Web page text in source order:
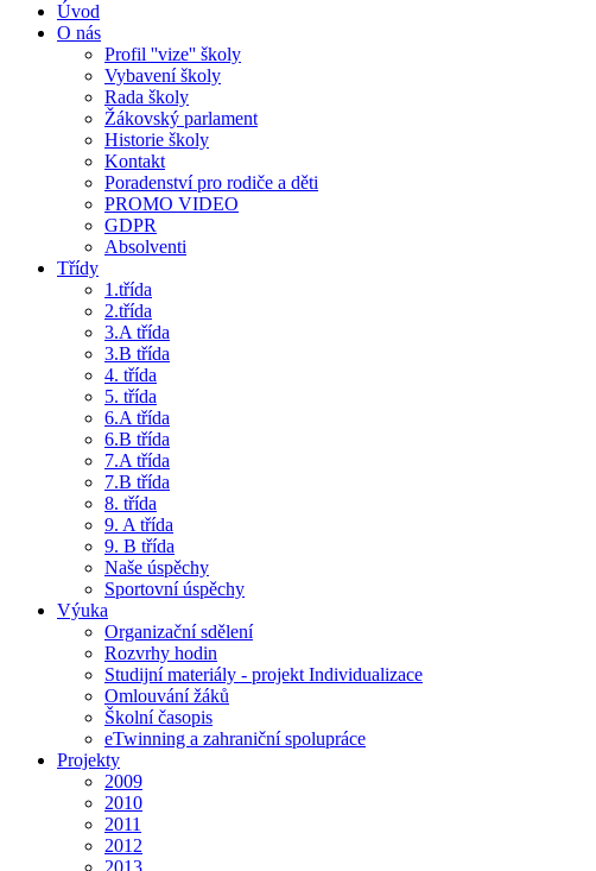
Úvod
O nás
Profil ''vize'' školy
Vybavení školy
Rada školy
Žákovský parlament
Historie školy
Kontakt
Poradenství pro rodiče a děti
PROMO VIDEO
GDPR
Absolventi
Třídy
1.třída
2.třída
3.A třída
3.B třída
4. třída
5. třída
6.A třída
6.B třída
7.A třída
7.B třída
8. třída
9. A třída
9. B třída
Naše úspěchy
Sportovní úspěchy
Výuka
Organizační sdělení
Rozvrhy hodin
Studijní materiály - projekt Individualizace
Omlouvání žáků
Školní časopis
eTwinning a zahraniční spolupráce
Projekty
2009
2010
2011
2012